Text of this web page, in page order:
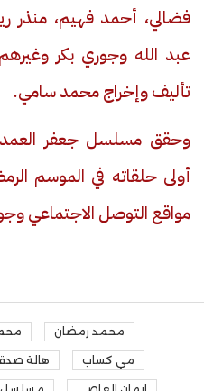
فضالي، أحمد فهيم، منذر
عبد الله وجوري بكر
تأليف وإخراج محمد سامي.
وحقق مسلسل جعفر
مواقع التوصل الاجتماعي
محمد رمضان
مي كساب هالة